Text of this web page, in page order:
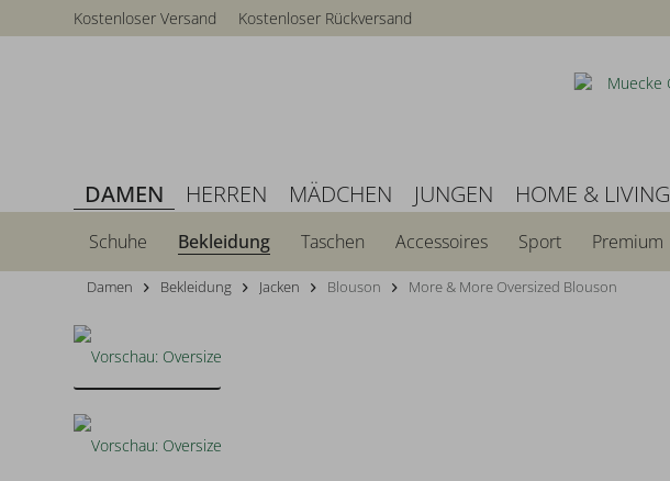
Kostenloser Versand Kostenloser Rückversand
DAMEN HERREN MÄDCHEN JUNGEN HOME & LIVING
Schuhe Bekleidung Taschen Accessoires Sport Premium
Damen Bekleidung Jacken Blouson More & More Oversized Blouson